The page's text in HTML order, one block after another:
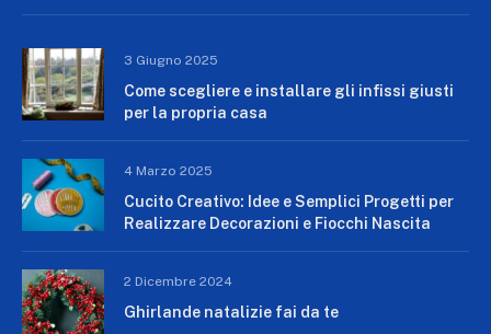
3 Giugno 2025
Come scegliere e installare gli infissi giusti
per la propria casa
4 Marzo 2025
Cucito Creativo: Idee e Semplici Progetti per
Realizzare Decorazioni e Fiocchi Nascita
2 Dicembre 2024
Ghirlande natalizie fai da te